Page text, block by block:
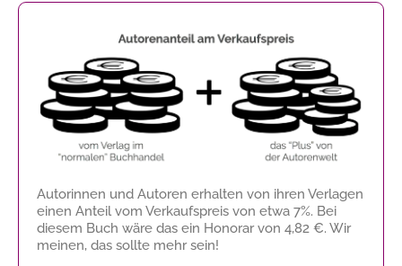
Autorinnen und Autoren erhalten von ihren Verlagen
einen Anteil vom Verkaufspreis von etwa 7%. Bei
diesem Buch wäre das ein Honorar von 4,82 €. Wir
meinen, das sollte mehr sein!